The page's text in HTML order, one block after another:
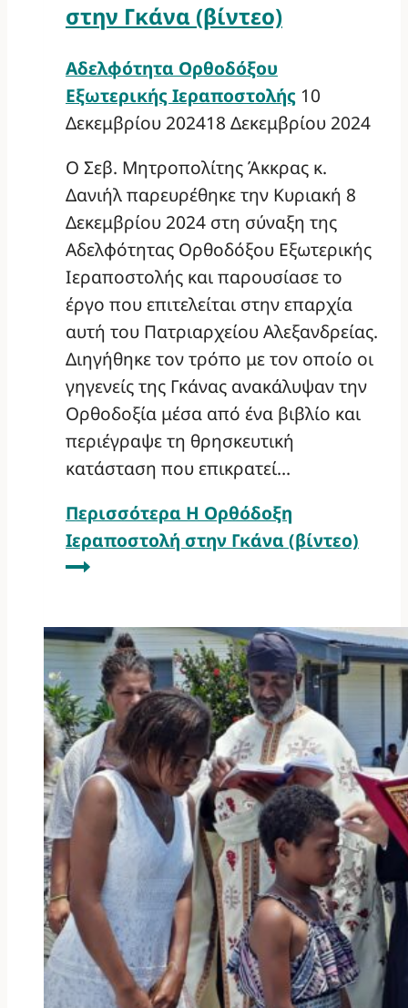
στην Γκάνα (βίντεο)
Αδελφότητα Ορθοδόξου
Εξωτερικής Ιεραποστολής 10
Δεκεμβρίου 202418 Δεκεμβρίου 2024
Ο Σεβ. Μητροπολίτης Άκκρας κ.
Δανιήλ παρευρέθηκε την Κυριακή 8
Δεκεμβρίου 2024 στη σύναξη της
Αδελφότητας Ορθοδόξου Εξωτερικής
Ιεραποστολής και παρουσίασε το
έργο που επιτελείται στην επαρχία
αυτή του Πατριαρχείου Αλεξανδρείας.
Διηγήθηκε τον τρόπο με τον οποίο οι
γηγενείς της Γκάνας ανακάλυψαν την
Ορθοδοξία μέσα από ένα βιβλίο και
περιέγραψε τη θρησκευτική
κατάσταση που επικρατεί…
Περισσότερα Η Ορθόδοξη
Ιεραποστολή στην Γκάνα (βίντεο)